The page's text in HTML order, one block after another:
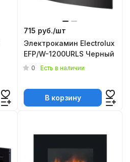
715 руб./шт
Электрокамин Electrolux
EFP/W-1200URLS Черный
0 Есть в наличии
В корзину